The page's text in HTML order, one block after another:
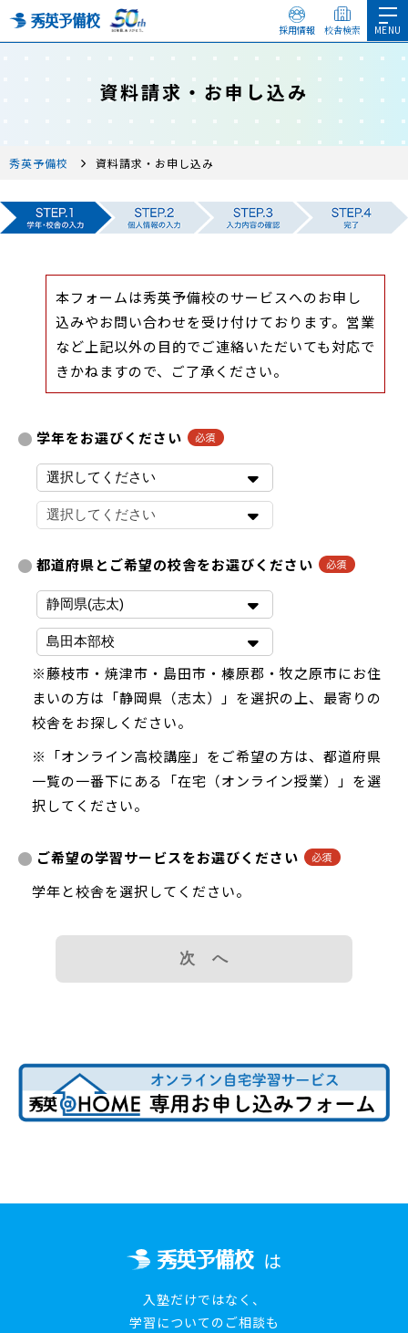
採用情報 校舎検索
資料請求・お申し込み
秀英予備校 資料請求・お申し込み
本フォームは秀英予備校のサービスへのお申し
込みやお問い合わせを受け付けております。営業
など上記以外の目的でご連絡いただいても対応で
きかねますので、ご了承ください。
学年をお選びください
都道府県とご希望の校舎をお選びください
※藤枝市・焼津市・島田市・榛原郡・牧之原市にお住
まいの方は「静岡県（志太）」を選択の上、最寄りの
校舎をお探しください。
※「オンライン高校講座」をご希望の方は、都道府県
一覧の一番下にある「在宅（オンライン授業）」を選
択してください。
ご希望の学習サービスをお選びください
学年と校舎を選択してください。
は
入塾だけではなく、
学習についてのご相談も